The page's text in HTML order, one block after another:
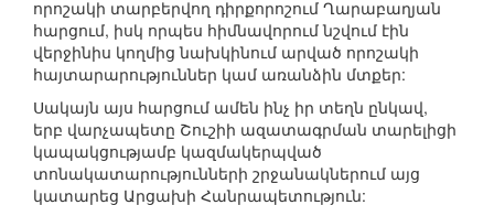
որոշակի տարբերվող դիրքորոշում Ղարաբաղյան
հարցում, իսկ որպես հիմնավորում նշվում էին
վերջինիս կողմից նախկինում արված որոշակի
հայտարարություններ կամ առանձին մտքեր:
Սակայն այս հարցում ամեն ինչ իր տեղն ընկավ,
երբ վարչապետը Շուշիի ազատագրման տարելիցի
կապակցությամբ կազմակերպված
տոնակատարությունների շրջանակներում այց
կատարեց Արցախի Հանրապետություն: